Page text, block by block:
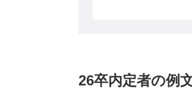
26卒内定者の例